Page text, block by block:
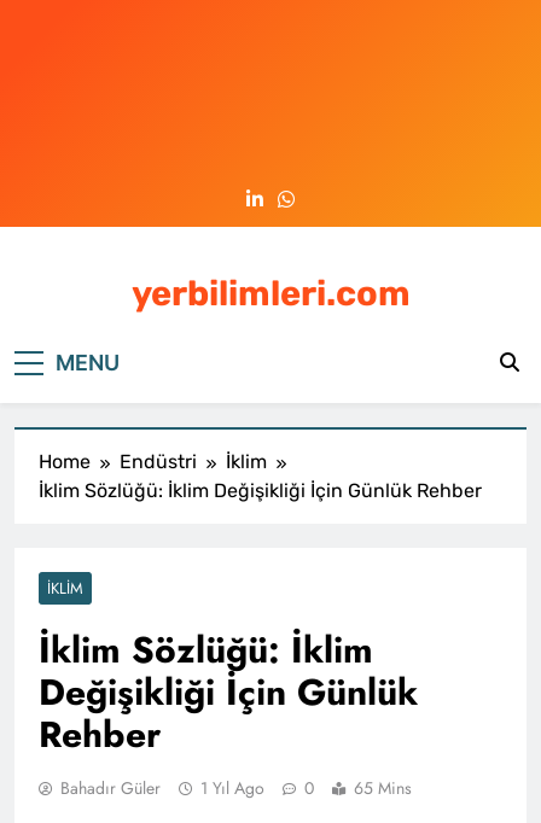
yerbilimleri.com
MENU
Home Endüstri
İklim
İklim Sözlüğü: İklim Değişikliği İçin Günlük Rehber
İKLIM
İklim Sözlüğü: İklim
Değişikliği İçin Günlük
Rehber
Bahadır Güler 1 Yıl Ago 0 65 Mins